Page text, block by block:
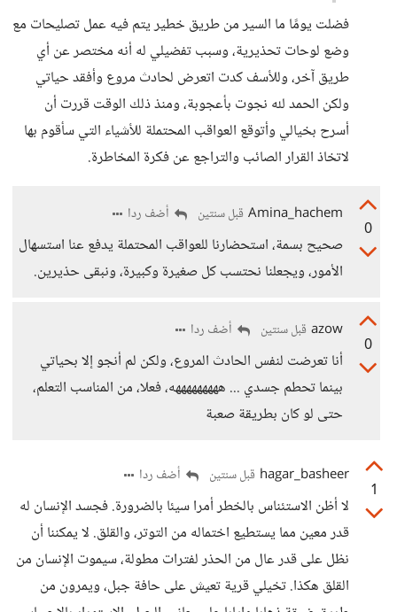
فضلت يومًا ما السير من طريق خطير يتم فيه عمل تصليحات مع
وضع لوحات تحذيرية، وسبب تفضيلي له أنه مختصر عن أي
طريق آخر، وللأسف كدت اتعرض لحادث مروع وأفقد حياتي
ولكن الحمد لله نجوت بأعجوبة، ومنذ ذلك الوقت قررت أن
أسرح بخيالي وأتوقع العواقب المحتملة للأشياء التي سأقوم بها
لاتخاذ القرار الصائب والتراجع عن فكرة المخاطرة.
0
Amina_hachem قبل سنتين أضف ردا
صحيح بسمة، استحضارنا للعواقب المحتملة يدفع عنا استسهال
الأمور، ويجعلنا نحتسب كل صغيرة وكبيرة، ونبقى حذيرين.
0
azow قبل سنتين أضف ردا
أنا تعرضت لنفس الحادث المروع، ولكن لم أنجو إلا بحياتي
بينما تحطم جسدي ... هههههههههه، فعلا، من المناسب التعلم،
حتى لو كان بطريقة صعبة
1
hagar_basheer قبل سنتين أضف ردا
لا أظن الاستئناس بالخطر أمرا سيئا بالضرورة. فجسد الإنسان له
قدر معين مما يستطيع اختماله من التوتر، والقلق. لا يمكننا أن
نظل على قدر عال من الحذر لفترات مطولة، سيموت الإنسان من
القلق هكذا. تخيلي قرية تعيش على حافة جبل، ويمرون من